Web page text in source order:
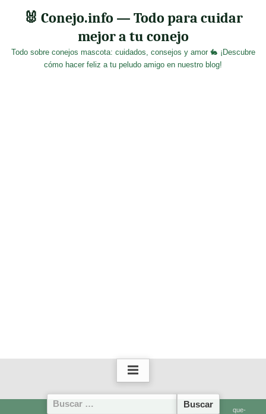
🐰 Conejo.info — Todo para cuidar
mejor a tu conejo
Todo sobre conejos mascota: cuidados, consejos y amor 🐇 ¡Descubre
cómo hacer feliz a tu peludo amigo en nuestro blog!
Buscar:
que-